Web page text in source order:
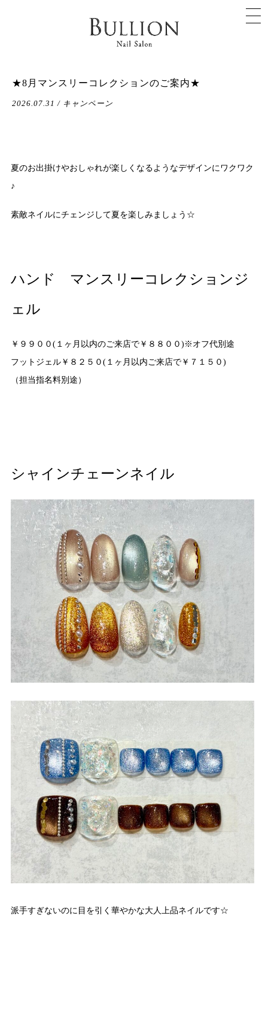
★8月マンスリーコレクションのご案内★
2026.07.31 / キャンペーン
夏のお出掛けやおしゃれが楽しくなるようなデザインにワクワク
♪
素敵ネイルにチェンジして夏を楽しみましょう☆
ハンド マンスリーコレクションジ
ェル
￥９９００(１ヶ月以内のご来店で￥８８００)※オフ代別途
フットジェル￥８２５０(１ヶ月以内ご来店で￥７１５０)
（担当指名料別途）
シャインチェーンネイル
派手すぎないのに目を引く華やかな大人上品ネイルです☆